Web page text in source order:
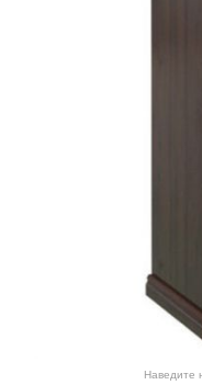
Наведите